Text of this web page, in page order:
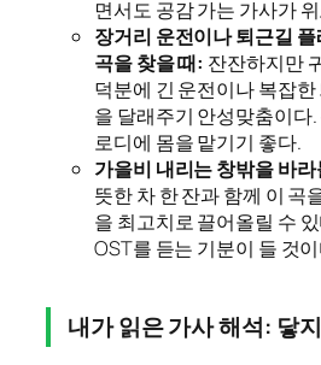
면서도 공감 가는 가사가
장거리 운전이나 퇴근길
곡을 찾을 때: 잔잔하지만
덕분에 긴 운전이나 복잡
을 달래주기 안성맞춤이다
로디에 몸을 맡기기 좋다.
가을비 내리는 창밖을 바라
뜻한 차 한 잔과 함께 이 곡
을 최고치로 끌어올릴 수
OST를 듣는 기분이 들 것
내가 읽은 가사 해석: 닿